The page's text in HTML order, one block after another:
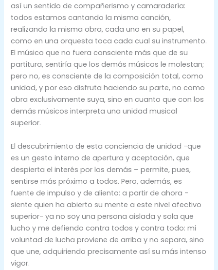
así un sentido de compañerismo y camaradería:
todos estamos cantando la misma canción,
realizando la misma obra, cada uno en su papel,
como en una orquesta toca cada cual su instrumento.
El músico que no fuera consciente más que de su
partitura, sentiría que los demás músicos le molestan;
pero no, es consciente de la composición total, como
unidad, y por eso disfruta haciendo su parte, no como
obra exclusivamente suya, sino en cuanto que con los
demás músicos interpreta una unidad musical
superior.
El descubrimiento de esta conciencia de unidad -que
es un gesto interno de apertura y aceptación, que
despierta el interés por los demás – permite, pues,
sentirse más próximo a todos. Pero, además, es
fuente de impulso y de aliento: a partir de ahora -
siente quien ha abierto su mente a este nivel afectivo
superior- ya no soy una persona aislada y sola que
lucho y me defiendo contra todos y contra todo: mi
voluntad de lucha proviene de arriba y no separa, sino
que une, adquiriendo precisamente así su más intenso
vigor.